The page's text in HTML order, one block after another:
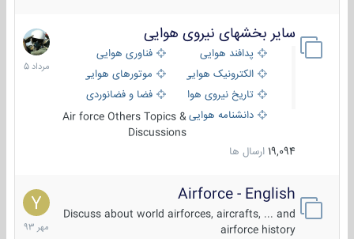
سایر بخشهای نیروی هوایی
پدافند هوایی
فناوری هوایی
الکترونیک هوایی
موتورهای هوایی
تاریخ نیروی هوایی
فضا و فضانوردی
دانشنامه هواییAir force Others Topics &
Discussions
19,094 ارسال ها
2
مرداد
1405
Airforce - English
Discuss about world airforces, aircrafts, ... and
airforce history
15
مهر
1393